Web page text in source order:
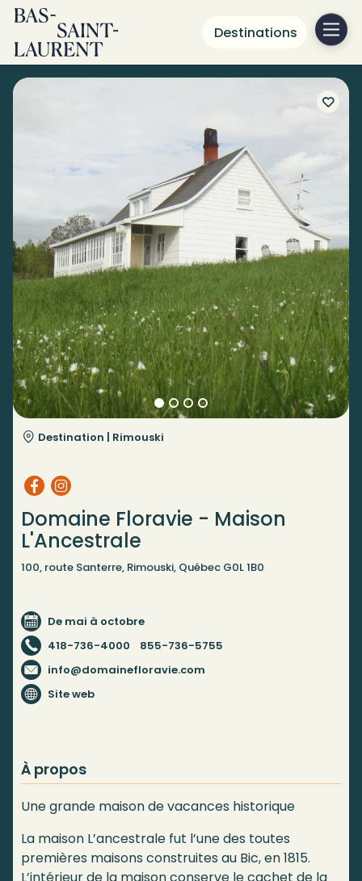
Destinations
Destination | Rimouski
Domaine Floravie - Maison
L'Ancestrale
100, route Santerre, Rimouski, Québec G0L 1B0
De mai à octobre
418-736-4000
855-736-5755
info@domainefloravie.com
Site web
À propos
Une grande maison de vacances historique
La maison L’ancestrale fut l’une des toutes
premières maisons construites au Bic, en 1815.